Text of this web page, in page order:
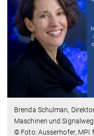
Brenda Schulman,
Maschinen und
© Foto: Ausserhofer, MPI